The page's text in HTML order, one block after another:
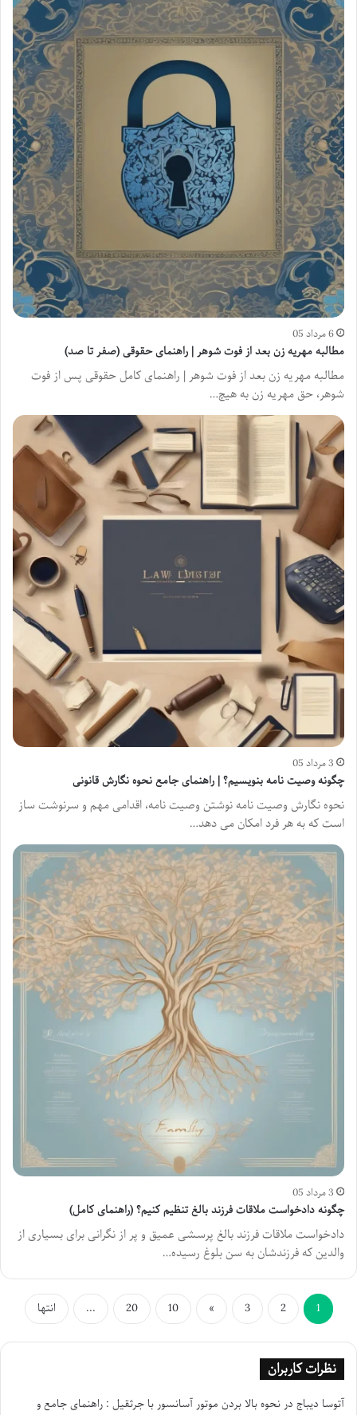
6 مرداد 05
مطالبه مهریه زن بعد از فوت شوهر | راهنمای حقوقی (صفر تا صد)
مطالبه مهریه زن بعد از فوت شوهر | راهنمای کامل حقوقی پس از فوت
شوهر، حق مهریه زن به هیچ…
3 مرداد 05
چگونه وصیت نامه بنویسیم؟ | راهنمای جامع نحوه نگارش قانونی
نحوه نگارش وصیت نامه نوشتن وصیت نامه، اقدامی مهم و سرنوشت ساز
است که به هر فرد امکان می دهد…
3 مرداد 05
چگونه دادخواست ملاقات فرزند بالغ تنظیم کنیم؟ (راهنمای کامل)
دادخواست ملاقات فرزند بالغ پرسشی عمیق و پر از نگرانی برای بسیاری از
والدین که فرزندشان به سن بلوغ رسیده…
1
2
3
»
10
20
... انتها
نظرات کاربران
آتوسا دیباج درنحوه بالا بردن موتور آسانسور با جرثقیل : راهنمای جامع و